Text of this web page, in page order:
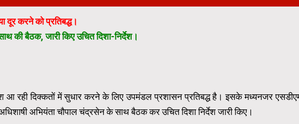
दूर करने को प्रतिबद्ध।
की बैठक, जारी किए उचित दिशा-निर्देश।
आ रही दिक्कतों में सुधार करने के लिए उपमंडल प्रशासन प्रतिबद्ध है। इसके मध्यनजर
अभियंता चौपाल चंद्रसेन के साथ बैठक कर उचित दिशा निर्देश जारी किए।